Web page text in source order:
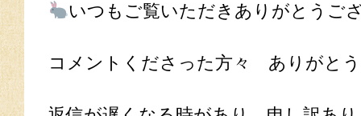
いつもご覧いただきありがとうご
コメントくださった方々 ありがと